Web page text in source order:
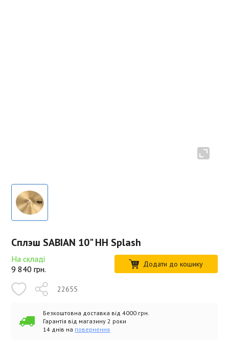
Сплэш SABIAN 10" HH Splash
На складі
9 840 грн. Додати до кошику
22655
Безкоштовна доставка від 4000 грн.
Гарантія від магазину 2 роки
14 днів на повернення